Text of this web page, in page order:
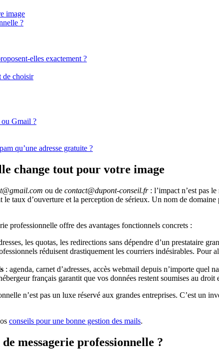
image
?
elles exactement ?
de choisir
ou Gmail ?
qu’une adresse gratuite ?
change tout pour votre image
ou de contact@dupont-conseil.fr: l’impact n’est pas
le taux d’ouverture et la perception de sérieux. Un nom de
professionnelle offre des avantages fonctionnels concrets :
les quotas, les redirections sans dépendre d’un prestataire
réduisent drastiquement les courriers indésirables. Pour
: agenda, carnet d’adresses, accès webmail depuis n’importe quel
français garantit que vos données restent soumises au droit
n’est pas un luxe réservé aux grandes entreprises. C’est un
conseils pour une bonne gestion des mails.
messagerie professionnelle ?